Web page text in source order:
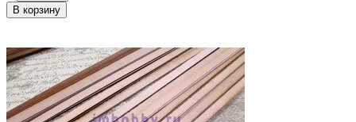
В корзину